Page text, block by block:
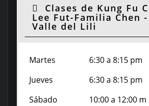
Clases de Kung Fu
Lee Fut-Familia Chen -
Valle del Lili
Martes
6:30 a 8:15 pm
Jueves
6:30 a 8:15 pm
Sábado
10:00 a 12:00 m